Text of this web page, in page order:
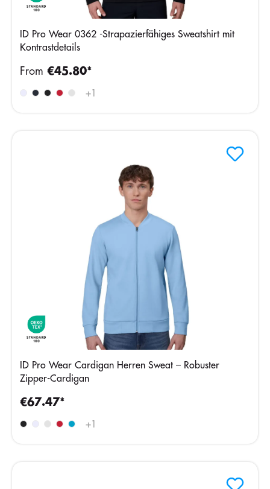
ID Pro Wear 0362 -Strapazierfähiges Sweatshirt mit
Kontrastdetails
+1
From €45.80*
ID Pro Wear Cardigan Herren Sweat – Robuster
Zipper-Cardigan
+1
€67.47*